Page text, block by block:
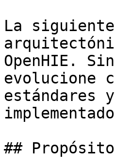
La
OpenHIE.
evolucione
estándares
##